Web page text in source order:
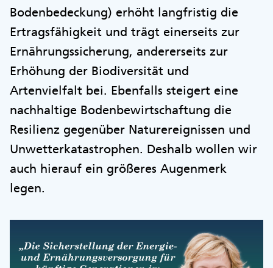
Bodenbedeckung) erhöht langfristig die
Ertragsfähigkeit und trägt einerseits zur
Ernährungssicherung, andererseits zur
Erhöhung der Biodiversität und
Artenvielfalt bei. Ebenfalls steigert eine
nachhaltige Bodenbewirtschaftung die
Resilienz gegenüber Naturereignissen und
Unwetterkatastrophen. Deshalb wollen wir
auch hierauf ein größeres Augenmerk
legen.